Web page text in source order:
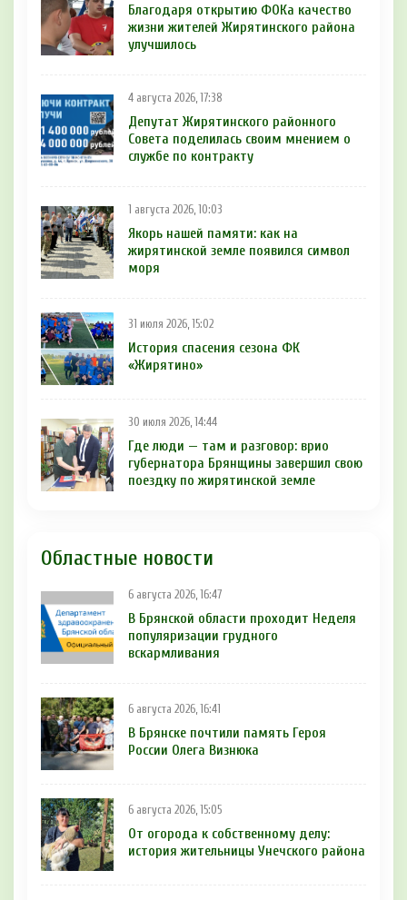
Благодаря открытию ФОКа качество
жизни жителей Жирятинского района
улучшилось
4 августа 2026, 17:38
Депутат Жирятинского районного
Совета поделилась своим мнением о
службе по контракту
1 августа 2026, 10:03
Якорь нашей памяти: как на
жирятинской земле появился символ
моря
31 июля 2026, 15:02
История спасения сезона ФК
«Жирятино»
30 июля 2026, 14:44
Где люди — там и разговор: врио
губернатора Брянщины завершил свою
поездку по жирятинской земле
Областные новости
6 августа 2026, 16:47
В Брянской области проходит Неделя
популяризации грудного
вскармливания
6 августа 2026, 16:41
В Брянске почтили память Героя
России Олега Визнюка
6 августа 2026, 15:05
От огорода к собственному делу:
история жительницы Унечского района